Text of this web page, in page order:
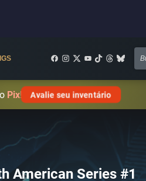
Pix! Avalie seu inventário
American Series #1